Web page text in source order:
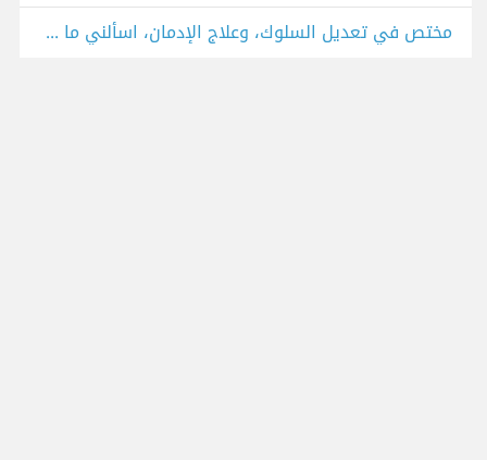
مختص في تعديل السلوك، وعلاج الإدمان، اسألني ما شئت